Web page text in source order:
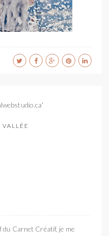
VALLÉE
du Carnet Créatif, je me